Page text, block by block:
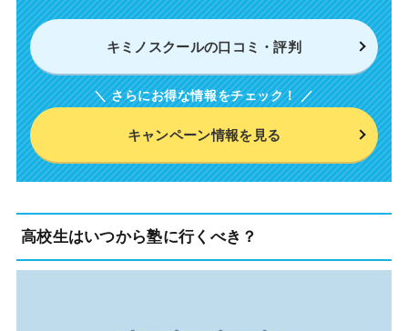
キミノスクールの口コミ・評判
キャンペーン情報を見る
高校生はいつから塾に行くべき？